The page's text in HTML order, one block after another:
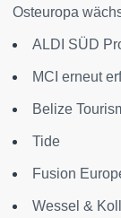
Osteuropa
ALDI SÜD
MCI erneut
Belize
Tide
Fusion
Wessel &